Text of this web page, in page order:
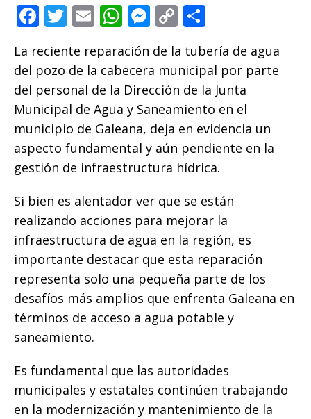
F
c
e
b
o
o
k
T
it
te
r
E
ai
l
W
at
s
A
p
p
M
e
ss
e
n
g
e
r
C
p
y
Li
n
k
m
p
ar
ti
r
La reciente reparación de la tubería de agua
del pozo de la cabecera municipal por parte
del personal de la Dirección de la Junta
Municipal de Agua y Saneamiento en el
municipio de Galeana, deja en evidencia un
aspecto fundamental y aún pendiente en la
gestión de infraestructura hídrica.
Si bien es alentador ver que se están
realizando acciones para mejorar la
infraestructura de agua en la región, es
importante destacar que esta reparación
representa solo una pequeña parte de los
desafíos más amplios que enfrenta Galeana en
términos de acceso a agua potable y
saneamiento.
Es fundamental que las autoridades
municipales y estatales continúen trabajando
en la modernización y mantenimiento de la